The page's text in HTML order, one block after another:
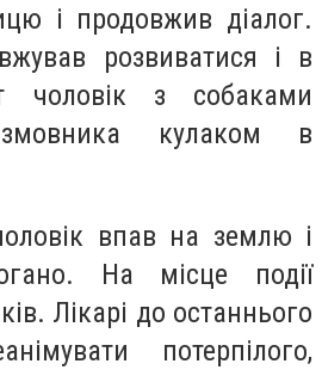
і продовжив діалог.
розвиватися і в
чоловік з собаками
кулаком в
впав на землю і
На місце події
Лікарі до останнього
потерпілого,